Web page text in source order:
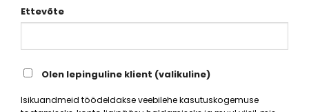
Ettevõte
Olen lepinguline klient (valikuline)
Isikuandmeid töödeldakse veebilehe kasutuskogemuse